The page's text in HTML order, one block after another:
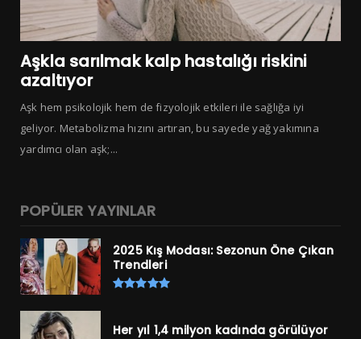
Aşkla sarılmak kalp hastalığı riskini
azaltıyor
Aşk hem psikolojik hem de fizyolojik etkileri ile sağlığa iyi
geliyor. Metabolizma hızını artıran, bu sayede yağ yakımına
yardımcı olan aşk;...
POPÜLER YAYINLAR
2025 Kış Modası: Sezonun Öne Çıkan
Trendleri
Her yıl 1,4 milyon kadında görülüyor